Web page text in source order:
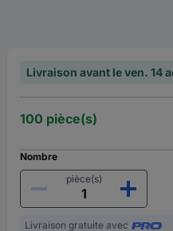
Livraison avant le ven. 14
100 pièce(s)
Nombre
pièce(s)
Livraison gratuite avec